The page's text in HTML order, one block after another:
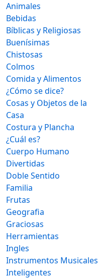
Animales
Bebidas
Bíblicas y Religiosas
Buenísimas
Chistosas
Colmos
Comida y Alimentos
¿Cómo se dice?
Cosas y Objetos de la
Casa
Costura y Plancha
¿Cuál es?
Cuerpo Humano
Divertidas
Doble Sentido
Familia
Frutas
Geografia
Graciosas
Herramientas
Ingles
Instrumentos Musicales
Inteligentes